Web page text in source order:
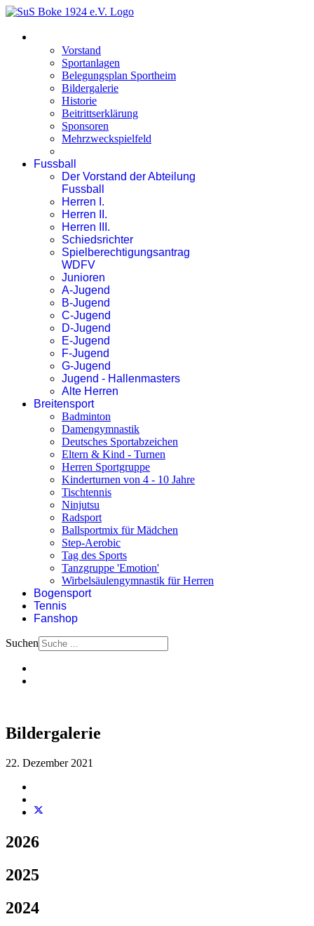
Vorstand
Sportanlagen
Belegungsplan Sportheim
Bildergalerie
Historie
Beitrittserklärung
Sponsoren
Mehrzweckspielfeld
Fussball
Der Vorstand der Abteilung
Fussball
Herren I.
Herren II.
Herren III.
Schiedsrichter
Spielberechtigungsantrag
WDFV
Junioren
A-Jugend
B-Jugend
C-Jugend
D-Jugend
E-Jugend
F-Jugend
G-Jugend
Jugend - Hallenmasters
Alte Herren
Breitensport
Badminton
Damengymnastik
Deutsches Sportabzeichen
Eltern & Kind - Turnen
Herren Sportgruppe
Kinderturnen von 4 - 10 Jahre
Tischtennis
Ninjutsu
Radsport
Ballsportmix für Mädchen
Step-Aerobic
Tag des Sports
Tanzgruppe 'Emotion'
Wirbelsäulengymnastik für Herren
Bogensport
Tennis
Fanshop
Suchen
Bildergalerie
22. Dezember 2021
2026
2025
2024